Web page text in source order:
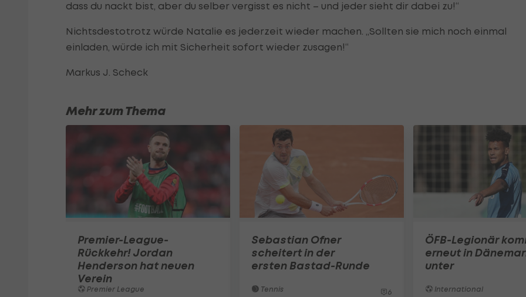
dass du nackt bist, aber du selber vergisst es nicht – und jeder sieht dir dabei zu!“
Nichtsdestotrotz würde Natalie es jederzeit wieder machen. „Sollten sie mich noch einmal
einladen, würde ich mit Sicherheit sofort wieder zusagen!“
Markus J. Scheck
Mehr zum Thema
Premier-League-
Rückkehr! Jordan
Henderson hat neuen
Verein
Premier League
Sebastian Ofner
scheitert in der
ersten Bastad-Runde
Tennis 6
ÖFB-Legionär
erneut in
unter
International